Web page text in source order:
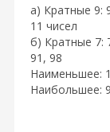
а) Кратные 9:
11 чисел
б) Кратные 7:
91, 98
Наименьшее:
Наибольшее: